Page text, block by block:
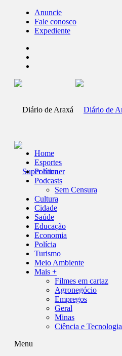
Anuncie
Fale conosco
Expediente
Home
Esportes
Política
Podcasts
Sem Censura
Cultura
Cidade
Saúde
Educação
Economia
Polícia
Turismo
Meio Ambiente
Mais +
Filmes em cartaz
Agronegócio
Empregos
Geral
Minas
Ciência e Tecnologia
Menu